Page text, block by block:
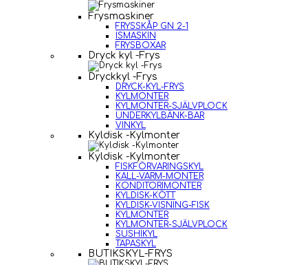
Frysmaskiner
FRYSSKÅP GN 2-1
ISMASKIN
FRYSBOXAR
Dryck kyl -Frys
Dryckkyl -Frys
DRYCK-KYL-FRYS
KYLMONTER
KYLMONTER-SJÄLVPLOCK
UNDERKYLBÄNK-BAR
VINKYL
Kyldisk -Kylmonter
Kyldisk -Kylmonter
FISKFÖRVARINGSKYL
KALL-VARM-MONTER
KONDITORIMONTER
KYLDISK-KÖTT
KYLDISK-VISNING-FISK
KYLMONTER
KYLMONTER-SJÄLVPLOCK
SUSHIKYL
TAPASKYL
BUTIKSKYL-FRYS